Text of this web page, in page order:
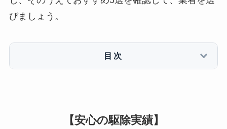
びましょう。
目次
【安心の駆除実績】